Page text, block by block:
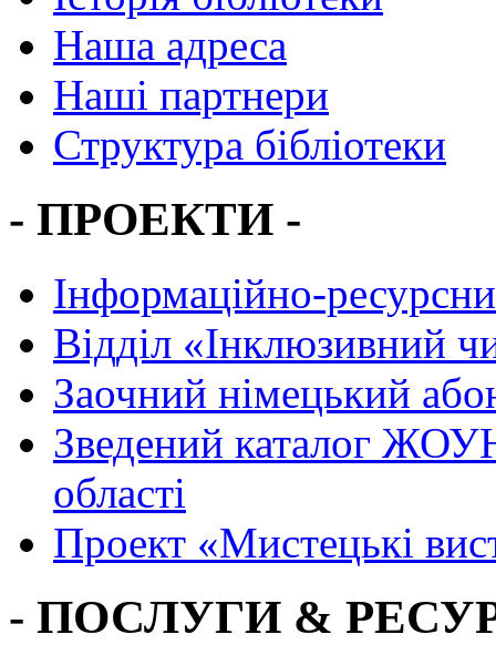
Наша адреса
Наші партнери
Структура бібліотеки
- ПРОЕКТИ -
Інформаційно-
Вiддiл «Інклюзивний
Заочний німецький
Зведений каталог
області
Проект «Мистецькі
- ПОСЛУГИ &